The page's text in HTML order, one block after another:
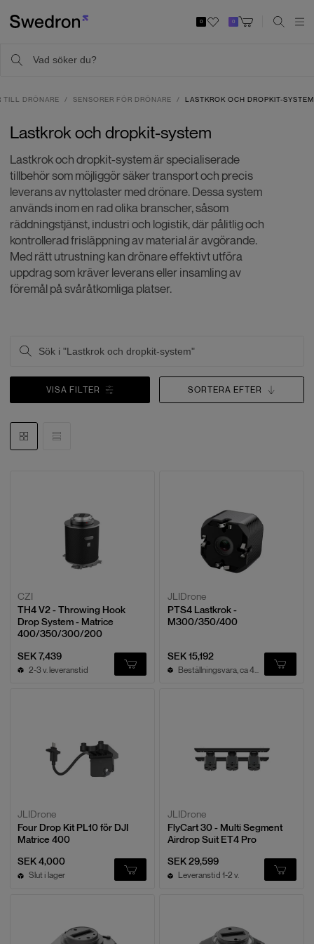
0 0
TILL DRÖNARE SENSORER FÖR DRÖNARE LASTKROK OCH DROPKIT-SYSTEM
Lastkrok och dropkit-system
Lastkrok och dropkit-system är specialiserade
tillbehör som möjliggör säker transport och precis
leverans av nyttolaster med drönare. Dessa system
används inom en rad olika branscher, såsom
räddningstjänst, industri och logistik, där pålitlig och
kontrollerad frisläppning av material är avgörande.
Med rätt utrustning kan drönare effektivt utföra
uppdrag som kräver leverans eller insamling av
föremål på svåråtkomliga platser.
VISA FILTER SORTERA EFTER
CZI
TH4 V2 - Throwing Hook
Drop System - Matrice
400/350/300/200
SEK 7,439
2-3 v. leveranstid
JLIDrone
PTS4 Lastkrok -
M300/350/400
SEK 15,192
JLIDrone
Four Drop Kit PL10 för DJI
Matrice 400
SEK 4,000
Slut i lager
JLIDrone
FlyCart 30 - Multi Segment
Airdrop Suit ET4 Pro
SEK 29,599
Leveranstid 1-2 v.